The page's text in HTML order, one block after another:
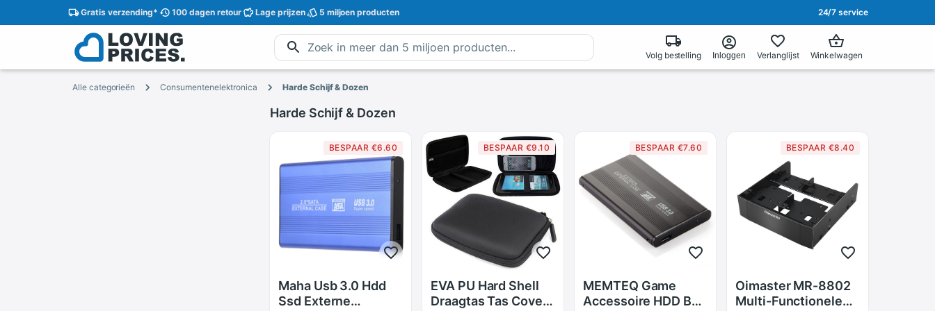
Gratisverzending* 100 dagenretour Lage prijzen 5 miljoen producten 24/7 service
Volg bestelling Inloggen Verlanglijst Winkelwagen
Alle categorieën Consumentenelektronica Harde Schijf & Dozen
Harde Schijf & Dozen
BESPAAR €6.60
Maha Usb 3.0 Hdd
Ssd Externe
BESPAAR €9.10
EVA PU Hard Shell
Draagtas Tas Cover
BESPAAR €7.60
MEMTEQ Game
Accessoire HDD Box
BESPAAR €8.40
Oimaster MR-8802
Multi-Functionele